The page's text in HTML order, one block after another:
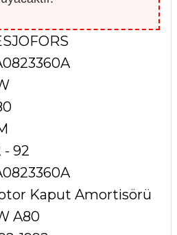
- 92
Kaput Amortisörü
A80